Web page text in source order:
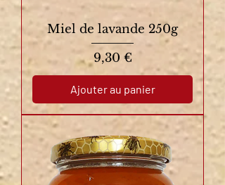
Miel de lavande 250g
Prix
9,30 €
Ajouter au panier